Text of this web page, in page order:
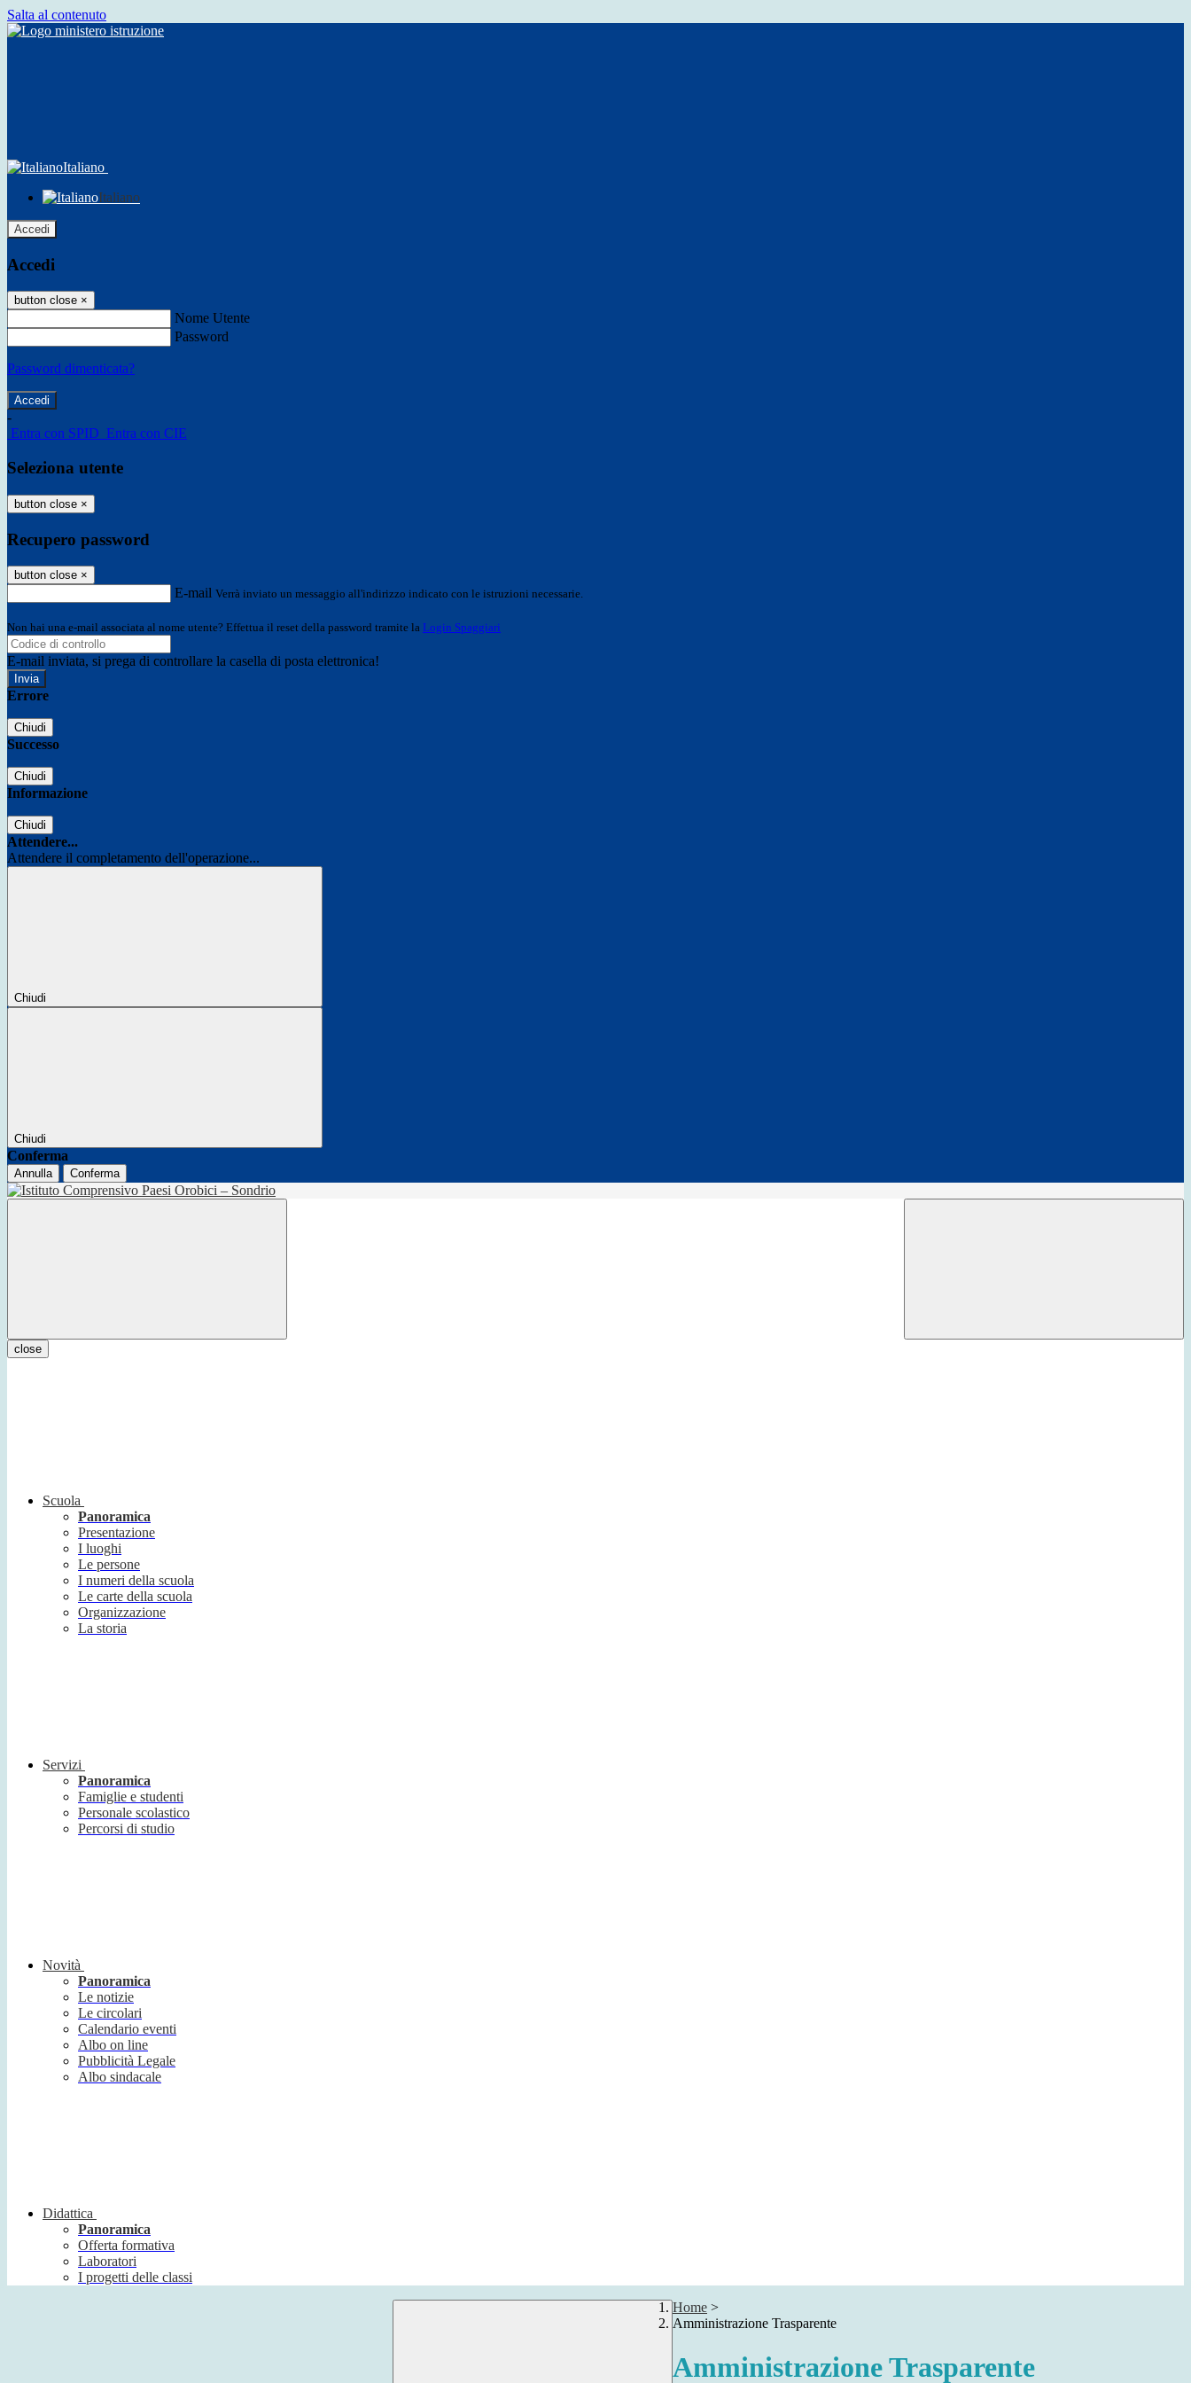
Salta al contenuto
Italiano
Italiano
Accedi
Accedi
button close ×
Nome Utente
Password
Password dimenticata?
-
Entra con SPID Entra con CIE
Seleziona utente
button close ×
Recupero password
button close ×
E-mail Verrà inviato un messaggio all'indirizzo indicato con le istruzioni necessarie.
Non hai una e-mail associata al nome utente? Effettua il reset della password tramite la Login Spaggiari
E-mail inviata, si prega di controllare la casella di posta elettronica!
Errore
Chiudi
Successo
Chiudi
Informazione
Chiudi
Attendere...
Attendere il completamento dell'operazione...
Chiudi
Chiudi
Conferma
Annulla Conferma
close
Scuola
Panoramica
Presentazione
I luoghi
Le persone
I numeri della scuola
Le carte della scuola
Organizzazione
La storia
Servizi
Panoramica
Famiglie e studenti
Personale scolastico
Percorsi di studio
Novità
Panoramica
Le notizie
Le circolari
Calendario eventi
Albo on line
Pubblicità Legale
Albo sindacale
Didattica
Panoramica
Offerta formativa
Laboratori
I progetti delle classi
Home >
Amministrazione Trasparente
Amministrazione Trasparente